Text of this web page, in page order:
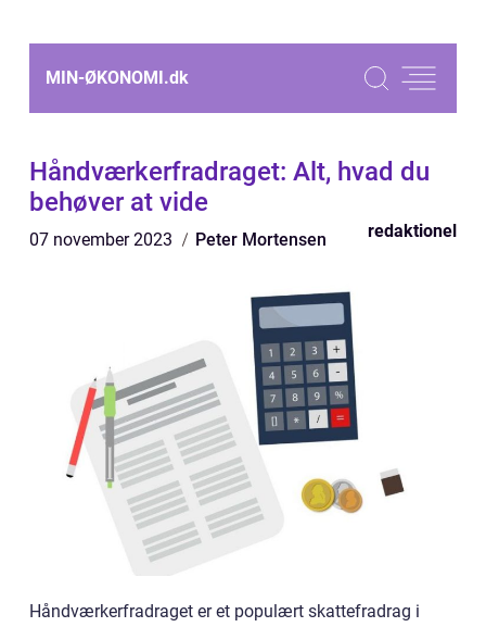
MIN-ØKONOMI.dk
Håndværkerfradraget: Alt, hvad du
behøver at vide
07 november 2023 Peter Mortensen redaktionel
Håndværkerfradraget er et populært skattefradrag i